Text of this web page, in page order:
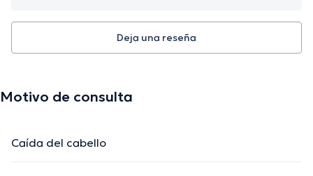
Deja una reseña
Motivo de consulta
Caída del cabello